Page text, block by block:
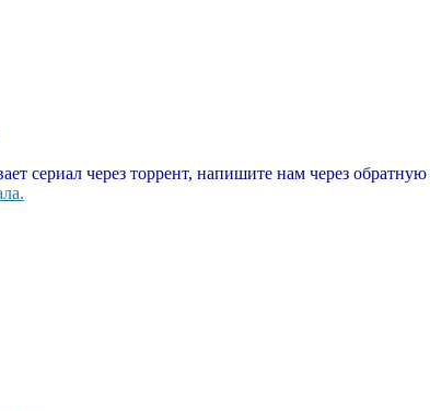
сериал через торрент, напишите нам через